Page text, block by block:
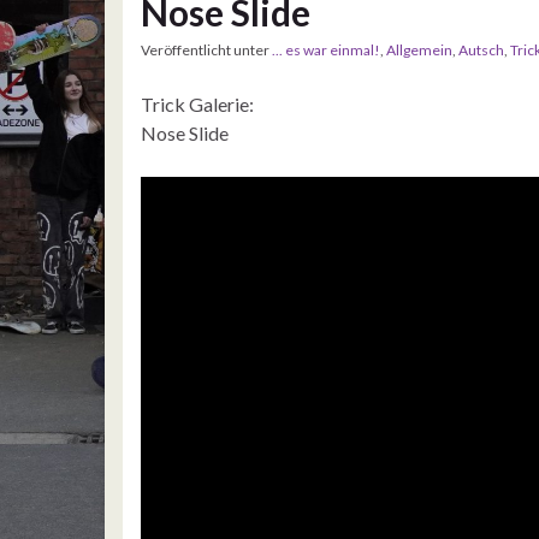
Nose Slide
Veröffentlicht unter... es war einmal!, Allgemein, Autsch,
Trick Galerie:
Nose Slide